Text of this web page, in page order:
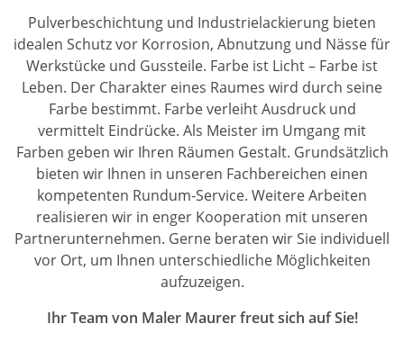
Pulverbeschichtung und Industrielackierung bieten
idealen Schutz vor Korrosion, Abnutzung und Nässe für
Werkstücke und Gussteile. Farbe ist Licht – Farbe ist
Leben. Der Charakter eines Raumes wird durch seine
Farbe bestimmt. Farbe verleiht Ausdruck und
vermittelt Eindrücke. Als Meister im Umgang mit
Farben geben wir Ihren Räumen Gestalt. Grundsätzlich
bieten wir Ihnen in unseren Fachbereichen einen
kompetenten Rundum-Service. Weitere Arbeiten
realisieren wir in enger Kooperation mit unseren
Partnerunternehmen. Gerne beraten wir Sie individuell
vor Ort, um Ihnen unterschiedliche Möglichkeiten
aufzuzeigen.
Ihr Team von Maler Maurer freut sich auf Sie!